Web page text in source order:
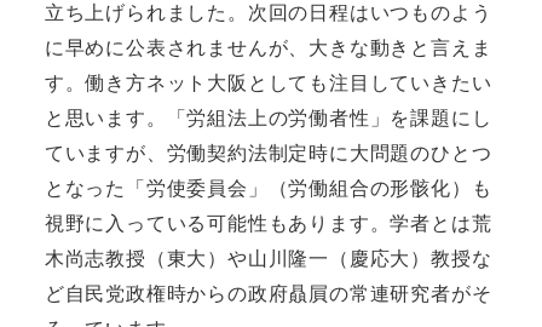
立ち上げられました。次回の日程はいつものよう
に早めに公表されませんが、大きな動きと言えま
す。働き方ネット大阪としても注目していきたい
と思います。「労組法上の労働者性」を課題にし
ていますが、労働契約法制定時に大問題のひとつ
となった「労使委員会」（労働組合の形骸化）も
視野に入っている可能性もあります。学者とは荒
木尚志教授（東大）や山川隆一（慶応大）教授な
ど自民党政権時からの政府贔屓の常連研究者がそ